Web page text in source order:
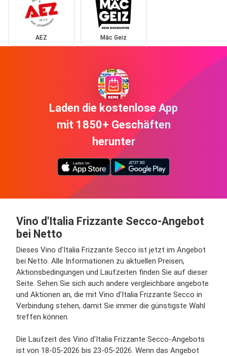
AEZ Mäc Geiz
Laden die kostenlose App
mit 1850+ Geschäften
herunter
Vino d'Italia Frizzante Secco-Angebot
bei Netto
Dieses Vino d'Italia Frizzante Secco ist jetzt im Angebot
bei Netto. Alle Informationen zu aktuellen Preisen,
Aktionsbedingungen und Laufzeiten finden Sie auf dieser
Seite. Sehen Sie sich auch andere vergleichbare angebote
und Aktionen an, die mit Vino d'Italia Frizzante Secco in
Verbindung stehen, damit Sie immer die günstigste Wahl
treffen können.
Die Laufzeit des Vino d'Italia Frizzante Secco-Angebots
ist von 18-05-2026 bis 23-05-2026. Wenn das Angebot